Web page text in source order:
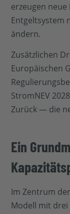
erzeugen
Entgeltsystem
ändern.
Zusätzlichen
Europäischen
StromNEV
Zurück — die
Ein
Im Zentrum
Modell mit